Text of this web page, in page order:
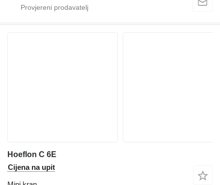
Hoeflon C 6E
Cijena na upit